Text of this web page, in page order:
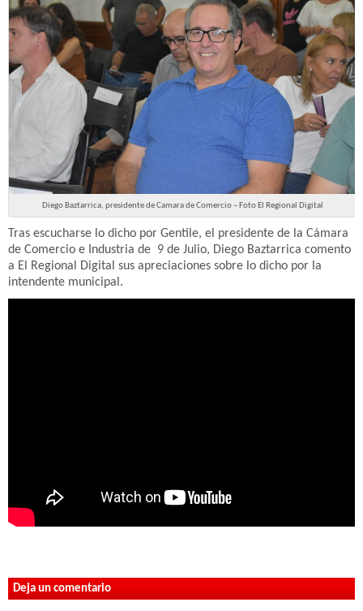
Diego Baztarrica, presidente de Camara de Comercio – Foto El Regional Digital
Tras escucharse lo dicho por Gentile, el presidente de la Cámara
de Comercio e Industria de 9 de Julio, Diego Baztarrica comento
a El Regional Digital sus apreciaciones sobre lo dicho por la
intendente municipal.
Deja un comentario